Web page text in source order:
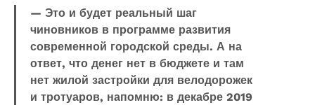
— Это и будет реальный шаг
чиновников в программе развития
современной городской среды. А на
ответ, что денег нет в бюджете и там
нет жилой застройки для велодорожек
и тротуаров, напомню: в декабре 2019